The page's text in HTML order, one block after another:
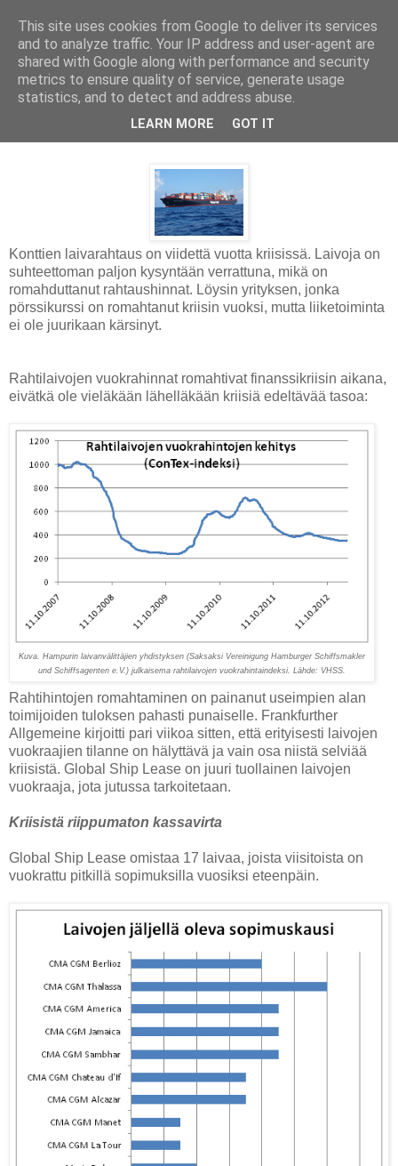
Konttien rahtauksella tuottoa
Konttien laivarahtaus on viidettä vuotta kriisissä. Laivoja on
suhteettoman paljon kysyntään verrattuna, mikä on
romahduttanut rahtaushinnat. Löysin yrityksen, jonka
pörssikurssi on romahtanut kriisin vuoksi, mutta liiketoiminta
ei ole juurikaan kärsinyt.
Rahtilaivojen vuokrahinnat romahtivat finanssikriisin aikana,
eivätkä ole vieläkään lähelläkään kriisiä edeltävää tasoa:
Kuva. Hampurin laivanvälittäjien yhdistyksen (Saksaksi Vereinigung Hamburger Schiffsmakler
und Schiffsagenten e.V.) julkaisema rahtilaivojen vuokrahintaindeksi. Lähde: VHSS.
Rahtihintojen romahtaminen on painanut useimpien alan
toimijoiden tuloksen pahasti punaiselle. Frankfurther
Allgemeine kirjoitti pari viikoa sitten, että erityisesti laivojen
vuokraajien tilanne on hälyttävä ja vain osa niistä selviää
kriisistä. Global Ship Lease on juuri tuollainen laivojen
vuokraaja, jota jutussa tarkoitetaan.
Kriisistä riippumaton kassavirta
Global Ship Lease omistaa 17 laivaa, joista viisitoista on
vuokrattu pitkillä sopimuksilla vuosiksi eteenpäin.
This site uses cookies from Google to deliver its services
and to analyze traffic. Your IP address and user-agent are
shared with Google along with performance and security
metrics to ensure quality of service, generate usage
statistics, and to detect and address abuse.
LEARN MORE GOT IT